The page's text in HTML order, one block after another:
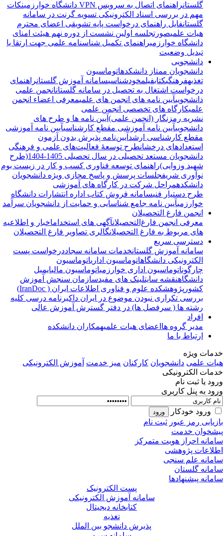
گلستانراهنمای اتصال به سرویس VPN دانشگاه خوارزمی
نکات
مهم در بررسی اسناد الکترونیکی تسویه گرنت در سامانه
گلستانفایل راهنمای درخواست پایه تشویقی اعضای محترم
هیات علمیصورتجلسه اولین نشست از دوره نهم هیئت امنای
دانشگاه خوارزمیراهنمای تکمیل شناسنامه علمی جهت ارتقا یا
تبدیل وضعیت
دانشجویی
دانشجویان ممتاز دانشکدهاتوماسیون
تغذیهفرهنگیکتابفیلمخودشناسیسامانه آموزش گلستانراهنمای
درخواست اشتغال به تحصیل در سامانه گلستانانجمن علمی
دانشجوییآیین نامه های انجمن های علمیمعرفی اعضاء انجمن
علمیکارگاه های تخصصی انجمن علمی
نشریه رمزنگار (انجمن علمی) آیین نامه ها و طرح های
دانشجوییآیین نامه آموزشی مقطع کارشناسیآیین نامه آموزشی
مقطع کارشناسی ارشدآیین‌نامه پذیرش بدون آزمون
استعدادهای درخشانطرح توسعۀ فعالیت‌های علمی و فرهنگی
دانشجویان مستعد تحصیلی در سال تحصیلی 1405-1404(طرح
شهید وزوایی) راهنمای توسعه فناوری کسب و کار در زیست بوم
نوآوری شریفجلسات پرسش و پاسخ مجازی ویژه دانشجویان
دانشکدهمراحل شرکت در کارگاه های آموزشی
طرح دستیار فنیسامانه فروش کتاب اداره انتشارات دانشگاه
خوارزمیآیین نامه جامع شناسایی و حمایت از دانشجویان سرآمد
انجمن فارغ التحصیلان
معرفی انجمن فارغ‌التحصیلانآگهی های استخدام اخبار و اطلاعیه
های مربوط به فارغ التحصیلانگالری تصاویر فارغ التحصیلان
دسترسی سریع
سامانه آموزش گلستانخدمات سامانه سجاددرخواست پست
الکترونیکی دانشگاهاتوماسیون اداریاتوماسیون
چارگوناتوماسیون اداری خوارزمیاتوماسیون مالیایمیل
دانشگاهنقشه سایتلینک های مفیدسازمان سنجش آموزش
کشورپژوهشکده علوم و فناوری اطلاعات ایران ( IranDoc)
بررسی تکراری نبودن موضوع در ایران داک برنامه درسی کلیه
رشته ها ( سرفصل ها) در دفتر گسترش آموزش عالی
افراد
مدیر گروه هااعضای هیات علمیهمکاران دانشکده
ارتباط با ما
ویژه
علمی دانشجویان کارکنان میز خدمت آموزش الکترونیکی
الکترونیکی
یا ثبت نام
به پنل کاربری
ورود خودکار
رمز عبور ثبت نام
خدمت
احراز هویت متمرکز
پژوهشی
علم سنجی
گلستان
پیشنهادها
پست الکترونیک
سامانه آموزش الکترونیکی
کتابخانه دیجیتال
تغذیه
پذیرش دانشجو بین الملل